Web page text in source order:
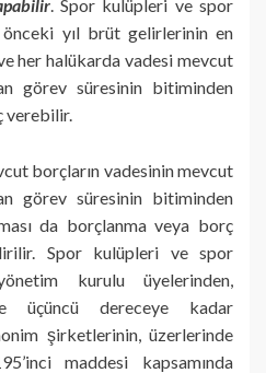
. Spor kulüpleri ve spor
yıl brüt gelirlerinin en
her halükarda vadesi mevcut
görev süresinin bitiminden
verebilir.
borçların vadesinin mevcut
görev süresinin bitiminden
da borçlanma veya borç
Spor kulüpleri ve spor
kurulu üyelerinden,
üçüncü dereceye kadar
şirketlerinin, üzerlerinde
maddesi kapsamında